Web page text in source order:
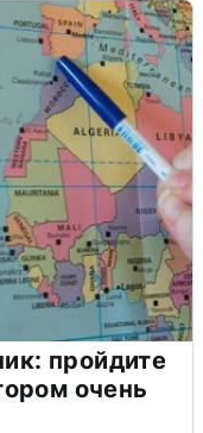
пройдите
очень